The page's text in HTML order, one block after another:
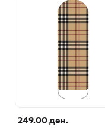
249.00 ден.